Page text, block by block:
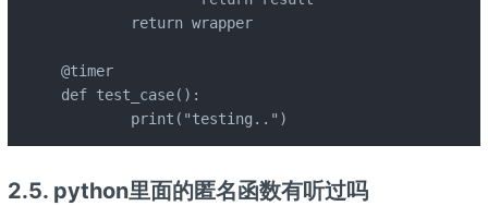
@timer
def test_case():
	print("testing..")
2.5. python里面的匿名函数有听过吗